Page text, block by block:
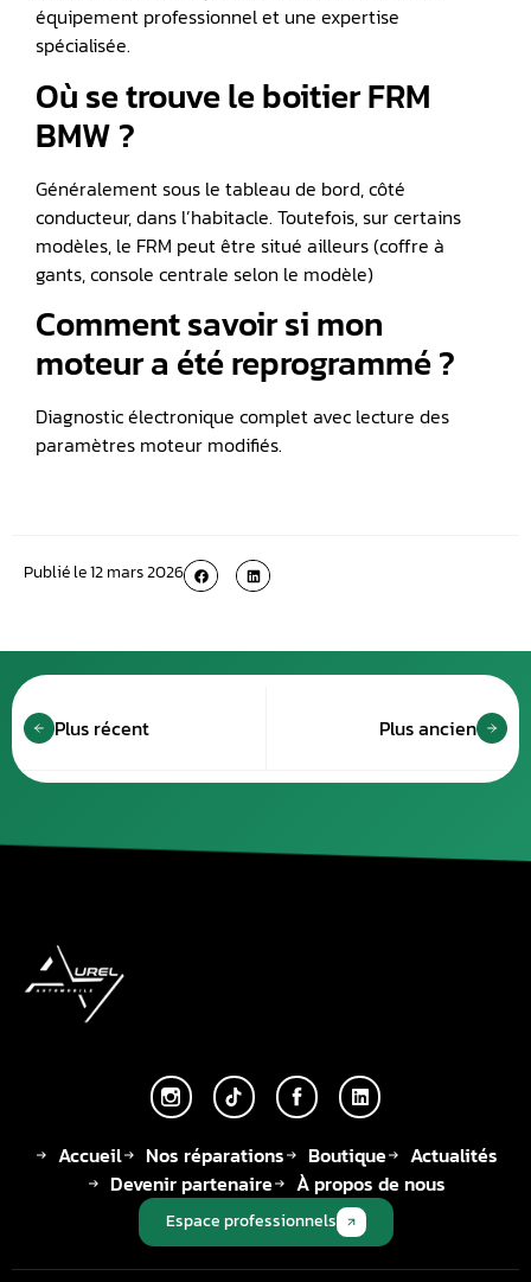
équipement professionnel et une expertise
spécialisée.
Où se trouve le boitier FRM
BMW ?
Généralement sous le tableau de bord, côté
conducteur, dans l’habitacle. Toutefois, sur certains
modèles, le FRM peut être situé ailleurs (coffre à
gants, console centrale selon le modèle)
Comment savoir si mon
moteur a été reprogrammé ?
Diagnostic électronique complet avec lecture des
paramètres moteur modifiés.
Publié le12 mars 2026
Plus récent Plus ancien
Accueil Nos réparations Boutique
Actualités
Devenir partenaire
À propos de nous
Espace professionnels